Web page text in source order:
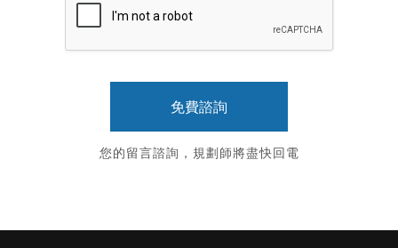
您的留言諮詢，規劃師將盡快回電